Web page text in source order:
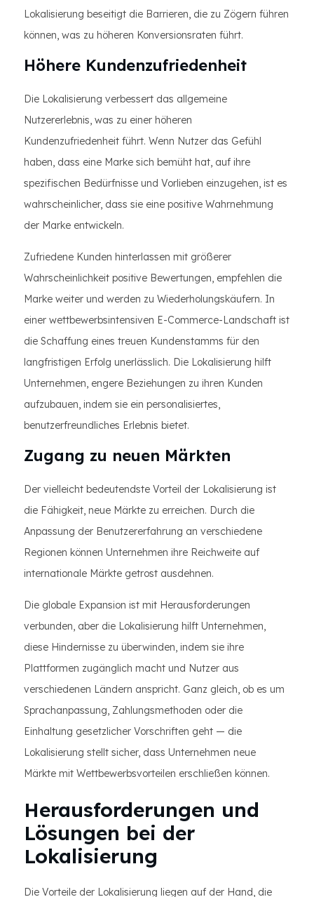
Lokalisierung beseitigt die Barrieren, die zu Zögern führen
können, was zu höheren Konversionsraten führt.
Höhere Kundenzufriedenheit
Die Lokalisierung verbessert das allgemeine
Nutzererlebnis, was zu einer höheren
Kundenzufriedenheit führt. Wenn Nutzer das Gefühl
haben, dass eine Marke sich bemüht hat, auf ihre
spezifischen Bedürfnisse und Vorlieben einzugehen, ist es
wahrscheinlicher, dass sie eine positive Wahrnehmung
der Marke entwickeln.
Zufriedene Kunden hinterlassen mit größerer
Wahrscheinlichkeit positive Bewertungen, empfehlen die
Marke weiter und werden zu Wiederholungskäufern. In
einer wettbewerbsintensiven E-Commerce-Landschaft ist
die Schaffung eines treuen Kundenstamms für den
langfristigen Erfolg unerlässlich. Die Lokalisierung hilft
Unternehmen, engere Beziehungen zu ihren Kunden
aufzubauen, indem sie ein personalisiertes,
benutzerfreundliches Erlebnis bietet.
Zugang zu neuen Märkten
Der vielleicht bedeutendste Vorteil der Lokalisierung ist
die Fähigkeit, neue Märkte zu erreichen. Durch die
Anpassung der Benutzererfahrung an verschiedene
Regionen können Unternehmen ihre Reichweite auf
internationale Märkte getrost ausdehnen.
Die globale Expansion ist mit Herausforderungen
verbunden, aber die Lokalisierung hilft Unternehmen,
diese Hindernisse zu überwinden, indem sie ihre
Plattformen zugänglich macht und Nutzer aus
verschiedenen Ländern anspricht. Ganz gleich, ob es um
Sprachanpassung, Zahlungsmethoden oder die
Einhaltung gesetzlicher Vorschriften geht — die
Lokalisierung stellt sicher, dass Unternehmen neue
Märkte mit Wettbewerbsvorteilen erschließen können.
Herausforderungen und
Lösungen bei der
Lokalisierung
Die Vorteile der Lokalisierung liegen auf der Hand, die